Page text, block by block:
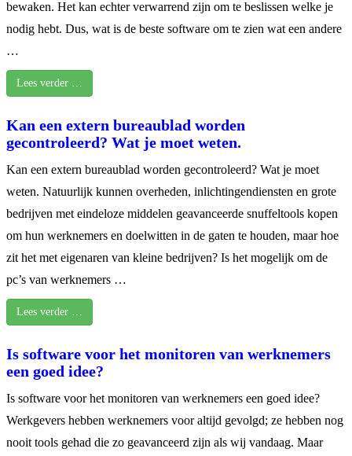
bewaken. Het kan echter verwarrend zijn om te beslissen welke je
nodig hebt. Dus, wat is de beste software om te zien wat een andere
…
Lees verder …
Kan een extern bureaublad worden
gecontroleerd? Wat je moet weten.
Kan een extern bureaublad worden gecontroleerd? Wat je moet
weten. Natuurlijk kunnen overheden, inlichtingendiensten en grote
bedrijven met eindeloze middelen geavanceerde snuffeltools kopen
om hun werknemers en doelwitten in de gaten te houden, maar hoe
zit het met eigenaren van kleine bedrijven? Is het mogelijk om de
pc’s van werknemers …
Lees verder …
Is software voor het monitoren van werknemers
een goed idee?
Is software voor het monitoren van werknemers een goed idee?
Werkgevers hebben werknemers voor altijd gevolgd; ze hebben nog
nooit tools gehad die zo geavanceerd zijn als wij vandaag. Maar